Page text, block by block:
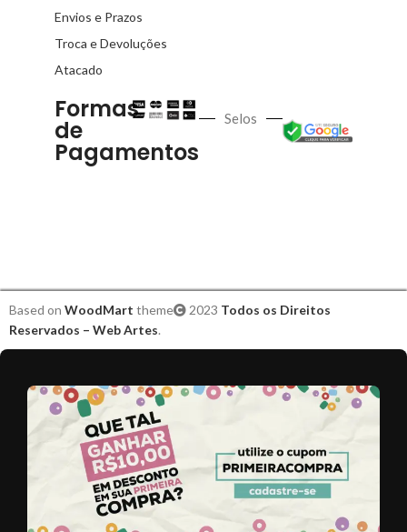
Envios e Prazos
Troca e Devoluções
Atacado
Formas
de
Pagamentos
Selos
Based on WoodMart theme 2023 Todos os Direitos
Reservados – Web Artes.